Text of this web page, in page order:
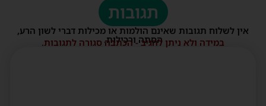
תגובות
אין לשלוח תגובות שאינם הולמות או מכילות דברי לשון הרע,
הסתה ורכילות.
במידה ולא ניתן להגיב - הכתבה סגורה לתגובות.